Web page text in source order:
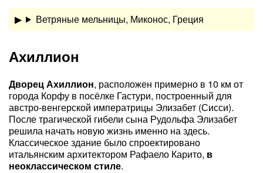
Ветряные мельницы, Миконос, Греция
Ахиллион
Дворец Ахиллион, расположен примерно в 10 км от
города Корфу в посёлке Гастури, построенный для
австро-венгерской императрицы Элизабет (Сисси).
После трагической гибели сына Рудольфа Элизабет
решила начать новую жизнь именно на здесь.
Классическое здание было спроектировано
итальянским архитектором Рафаело Карито, в
неоклассическом стиле.